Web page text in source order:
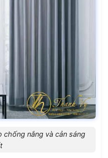
chống nắng và cản sáng